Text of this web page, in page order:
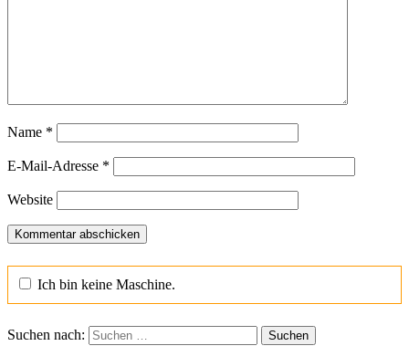
Name *
E-Mail-Adresse *
Website
Ich bin keine Maschine.
Suchen nach: